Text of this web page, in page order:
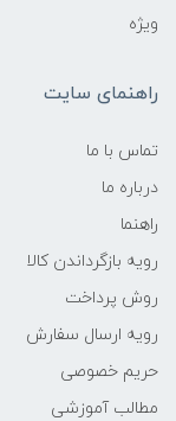
ویژه
راهنمای سایت
تماس با ما
درباره ما
راهنما
رویه‌ بازگرداندن کالا
روش پرداخت
رویه ارسال سفارش
حریم خصوصی
مطالب آموزشی